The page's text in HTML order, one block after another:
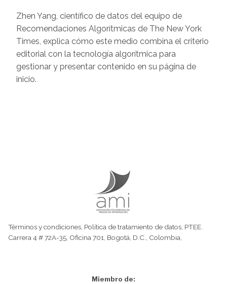
Zhen Yang, científico de datos del equipo de
Recomendaciones Algorítmicas de The New York
Times, explica cómo este medio combina el criterio
editorial con la tecnología algorítmica para
gestionar y presentar contenido en su página de
inicio.
Términos y condiciones Política de tratamiento de datos PTEE.
Carrera 4 # 72A-35, Oficina 701, Bogotá, D.C., Colombia,
Miembro de: